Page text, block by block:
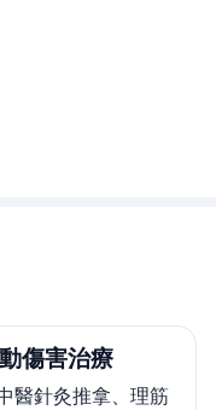
傷害治療
醫針灸推拿、理筋